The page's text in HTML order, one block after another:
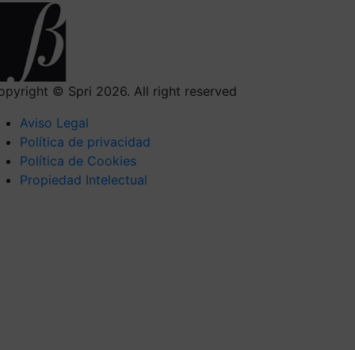
© Spri 2026. All right reserved
Aviso Legal
Política de privacidad
Política de Cookies
Propiedad Intelectual